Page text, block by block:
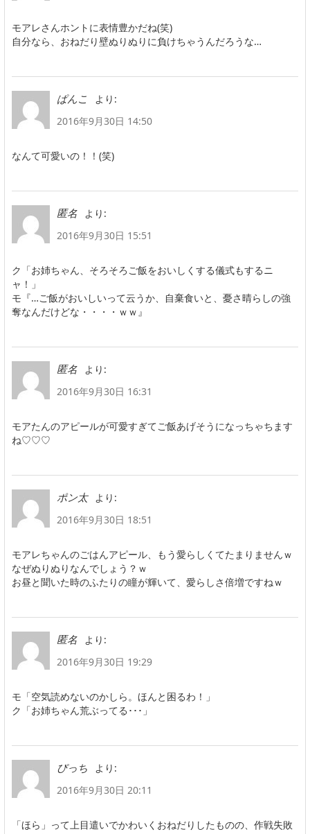
モアレさんホントに表情豊かだね(笑)
自分なら、おねだり壁ぬりぬりに負けちゃうんだろうな…
ぱんこ
より:
2016年9月30日 14:50
なんて可愛いの！！(笑)
匿名
より:
2016年9月30日 15:51
ク「お姉ちゃん、そろそろご飯をおいしくする儀式もするニ
ャ！」
モ『…ご飯がおいしいって云うか、自棄食いと、憂さ晴らしの強
奪なんだけどな・・・・ｗｗ』
匿名
より:
2016年9月30日 16:31
モアたんのアピールが可愛すぎてご飯あげそうになっちゃちます
ね♡♡♡
ポン太
より:
2016年9月30日 18:51
モアレちゃんのごはんアピール、もう愛らしくてたまりませんｗ
なぜぬりぬりなんでしょう？ｗ
お昼と聞いた時のふたりの瞳が輝いて、愛らしさ倍増ですねｗ
匿名
より:
2016年9月30日 19:29
モ「空気読めないのかしら。ほんと困るわ！」
ク「お姉ちゃん荒ぶってる･･･」
ぴっち
より:
2016年9月30日 20:11
「ほら」って上目遣いでかわいくおねだりしたものの、作戦失敗